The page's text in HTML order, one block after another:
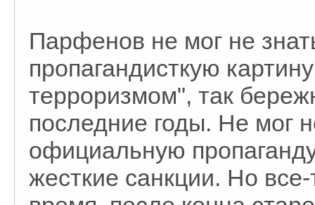
Парфенов не мог не
пропагандисткую
терроризмом", так
последние годы. Не мог
официальную
жесткие санкции. Но